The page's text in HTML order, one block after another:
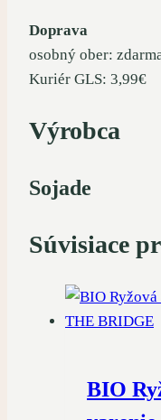
Doprava
osobný ober:
Kuriér GLS: 3,99€
Výrobca
Sojade
Súvisiace
BIO